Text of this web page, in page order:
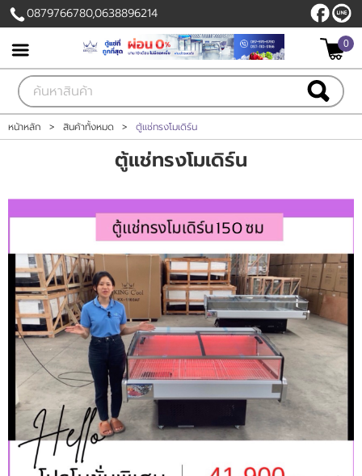
เข้าสู่ระบบ สมัครสมาชิก
สินค้าที่สนใจ( 0 )
สินค้า
ลูกค้าของเรา
แผนกสินค้า
บัญชีผู้ใช้
ติดต่อเรา
ขั้นตอนการสั่งซื้อ
แจ้งชำระเงิน
0879766780,0638896214
0
หน้าหลัก > สินค้าทั้งหมด > ตู้แช่ทรงโมเดิร์น
ตู้แช่ทรงโมเดิร์น